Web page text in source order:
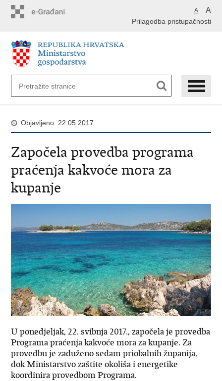
A A
Prilagodba pristupačnosti
Objavljeno: 22.05.2017.
Započela provedba programa
praćenja kakvoće mora za
kupanje
U ponedjeljak, 22. svibnja 2017., započela je provedba
Programa praćenja kakvoće mora za kupanje. Za
provedbu je zaduženo sedam priobalnih županija,
dok Ministarstvo zaštite okoliša i energetike
koordinira provedbom Programa.